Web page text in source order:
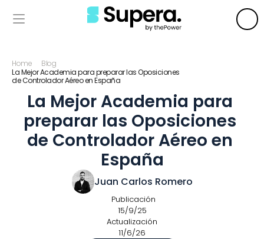
Home
Blog
La Mejor Academia para preparar las Oposiciones
de Controlador Aéreo en España
La Mejor Academia para
preparar las Oposiciones
de Controlador Aéreo en
España
Juan Carlos Romero
Publicación
15/9/25
Actualización
11/6/26